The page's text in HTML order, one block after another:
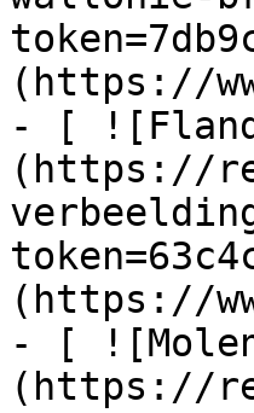
(https://
- [
(https://
(https://
- [
(https://